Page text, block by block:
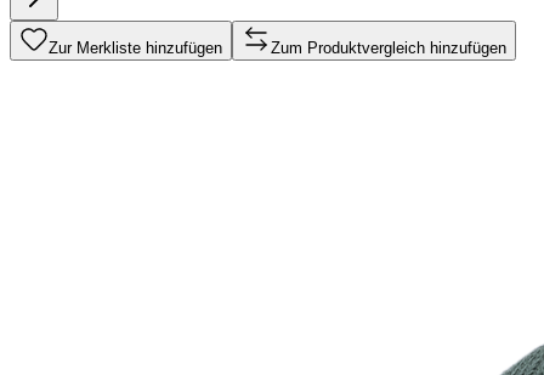
Zur Merkliste hinzufügen Zum Produktvergleich hinzufügen